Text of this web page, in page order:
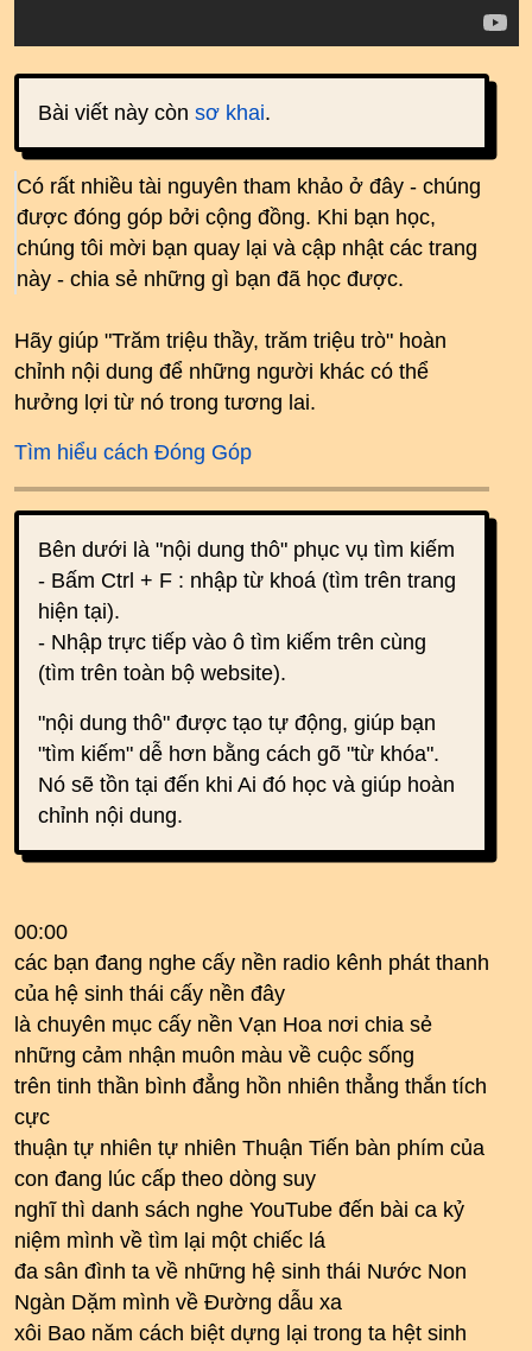
Bài viết này còn sơ khai.
Có rất nhiều tài nguyên tham khảo ở đây - chúng
được đóng góp bởi cộng đồng. Khi bạn học,
chúng tôi mời bạn quay lại và cập nhật các trang
này - chia sẻ những gì bạn đã học được.
Hãy giúp "Trăm triệu thầy, trăm triệu trò" hoàn
chỉnh nội dung để những người khác có thể
hưởng lợi từ nó trong tương lai.
Tìm hiểu cách Đóng Góp
Bên dưới là "nội dung thô" phục vụ tìm kiếm
- Bấm Ctrl + F : nhập từ khoá (tìm trên trang
hiện tại).
- Nhập trực tiếp vào ô tìm kiếm trên cùng
(tìm trên toàn bộ website).
"nội dung thô" được tạo tự động, giúp bạn
"tìm kiếm" dễ hơn bằng cách gõ "từ khóa".
Nó sẽ tồn tại đến khi Ai đó học và giúp hoàn
chỉnh nội dung.
00:00
các bạn đang nghe cấy nền radio kênh phát thanh
của hệ sinh thái cấy nền đây
là chuyên mục cấy nền Vạn Hoa nơi chia sẻ
những cảm nhận muôn màu về cuộc sống
trên tinh thần bình đẳng hồn nhiên thẳng thắn tích
cực
thuận tự nhiên tự nhiên Thuận Tiến bàn phím của
con đang lúc cấp theo dòng suy
nghĩ thì danh sách nghe YouTube đến bài ca kỷ
niệm mình về tìm lại một chiếc lá
đa sân đình ta về những hệ sinh thái Nước Non
Ngàn Dặm mình về Đường dẫu xa
xôi Bao năm cách biệt dựng lại trong ta hệt sinh